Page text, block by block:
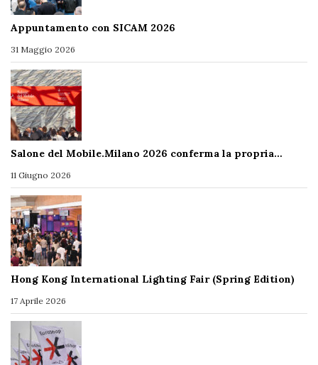
Appuntamento con SICAM 2026
31 Maggio 2026
Salone del Mobile.Milano 2026 conferma la propria…
11 Giugno 2026
Hong Kong International Lighting Fair (Spring Edition)
17 Aprile 2026